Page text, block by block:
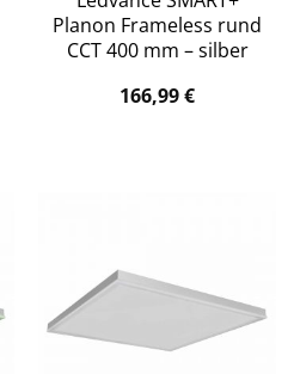
Planon Frameless rund
CCT 400 mm – silber
166,99€